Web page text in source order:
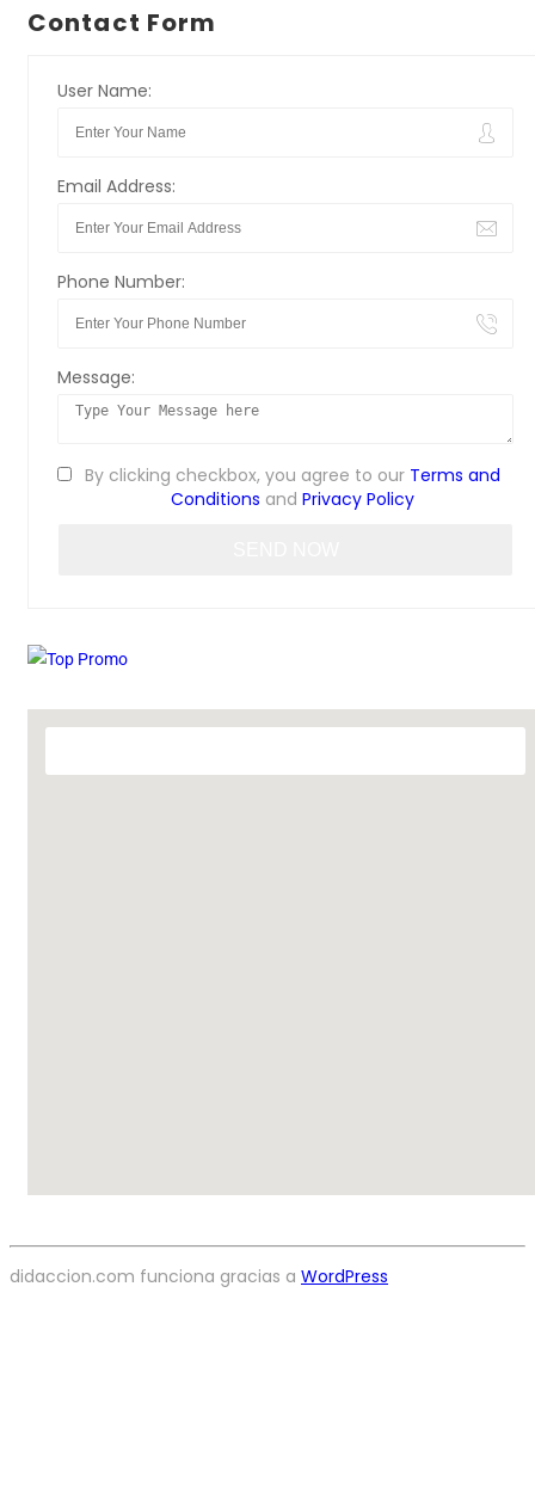
Contact Form
User Name:
Email Address:
Phone Number:
Message:
By clicking checkbox, you agree to our Terms and
Conditions and Privacy Policy
didaccion.com funciona gracias a WordPress